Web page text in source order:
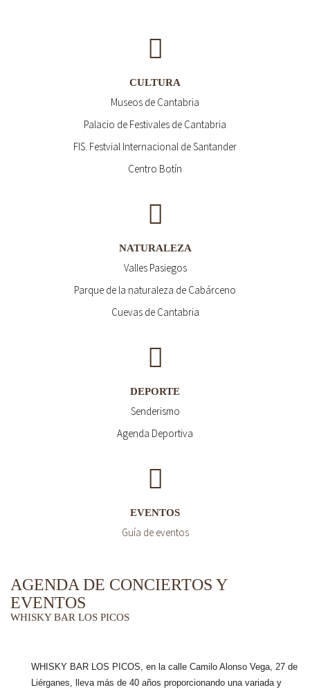
CULTURA
Museos de Cantabria
Palacio de Festivales de Cantabria
FIS. Festvial Internacional de Santander
Centro Botín
NATURALEZA
Valles Pasiegos
Parque de la naturaleza de Cabárceno
Cuevas de Cantabria
DEPORTE
Senderismo
Agenda Deportiva
EVENTOS
Guía de eventos
AGENDA DE CONCIERTOS Y
EVENTOS
WHISKY BAR LOS PICOS
WHISKY BAR LOS PICOS, en la calle Camilo Alonso Vega, 27 de
Liérganes, lleva más de 40 años proporcionando una variada y